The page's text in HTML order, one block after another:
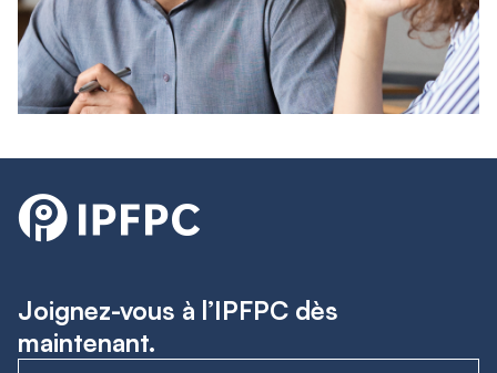
Joignez-vous à l’IPFPC dès
maintenant.